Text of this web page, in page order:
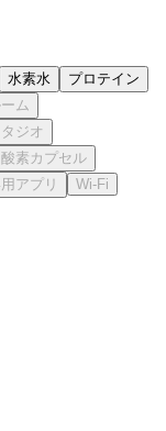
水素水
プロテイン